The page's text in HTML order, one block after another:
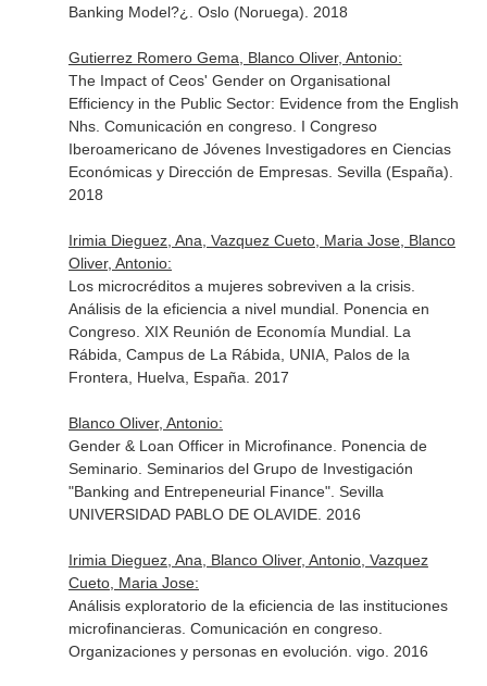
Banking Model?¿. Oslo (Noruega). 2018
Gutierrez Romero Gema, Blanco Oliver, Antonio:
The Impact of Ceos' Gender on Organisational
Efficiency in the Public Sector: Evidence from the English
Nhs. Comunicación en congreso. I Congreso
Iberoamericano de Jóvenes Investigadores en Ciencias
Económicas y Dirección de Empresas. Sevilla (España).
2018
Irimia Dieguez, Ana, Vazquez Cueto, Maria Jose, Blanco
Oliver, Antonio:
Los microcréditos a mujeres sobreviven a la crisis.
Análisis de la eficiencia a nivel mundial. Ponencia en
Congreso. XIX Reunión de Economía Mundial. La
Rábida, Campus de La Rábida, UNIA, Palos de la
Frontera, Huelva, España. 2017
Blanco Oliver, Antonio:
Gender & Loan Officer in Microfinance. Ponencia de
Seminario. Seminarios del Grupo de Investigación
"Banking and Entrepeneurial Finance". Sevilla
UNIVERSIDAD PABLO DE OLAVIDE. 2016
Irimia Dieguez, Ana, Blanco Oliver, Antonio, Vazquez
Cueto, Maria Jose:
Análisis exploratorio de la eficiencia de las instituciones
microfinancieras. Comunicación en congreso.
Organizaciones y personas en evolución. vigo. 2016